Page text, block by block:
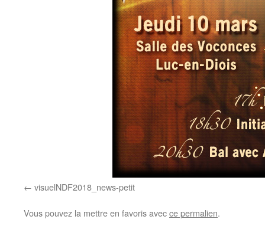
visuelNDF2018_news-petit
Vous pouvez la mettre en favoris avecce permalien.